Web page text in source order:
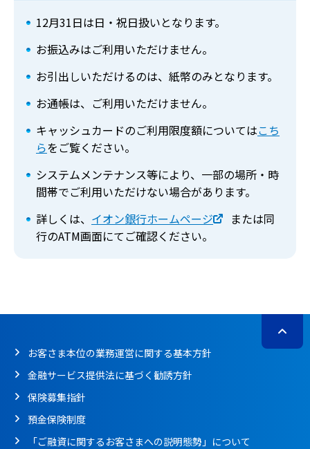
12月31日は日・祝日扱いとなります。
お振込みはご利用いただけません。
お引出しいただけるのは、紙幣のみとなります。
お通帳は、ご利用いただけません。
キャッシュカードのご利用限度額についてはこち
らをご覧ください。
システムメンテナンス等により、一部の場所・時
間帯でご利用いただけない場合があります。
詳しくは、 イオン銀行ホームページ
または同
行のATM画面にてご確認ください。
お客さま本位の業務運営に関する基本方針
金融サービス提供法に基づく勧誘方針
保険募集指針
預金保険制度
「ご融資に関するお客さまへの説明態勢」について